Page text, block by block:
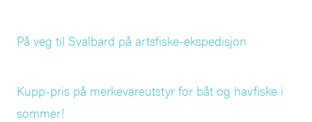
På veg til Svalbard på artsfiske-ekspedisjon
Kupp-pris på merkevareutstyr for båt og havfiske i
sommer!